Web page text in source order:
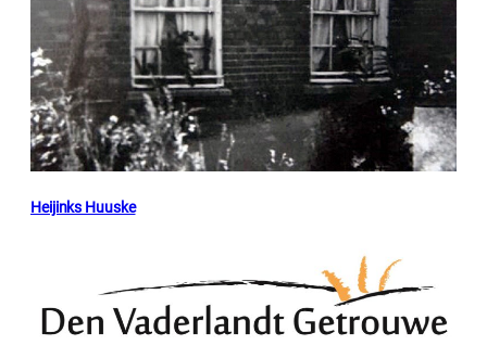
Heijinks Huuske